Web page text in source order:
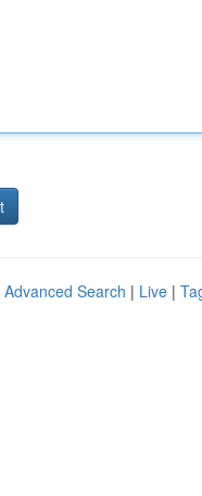
Advanced Search | Live |